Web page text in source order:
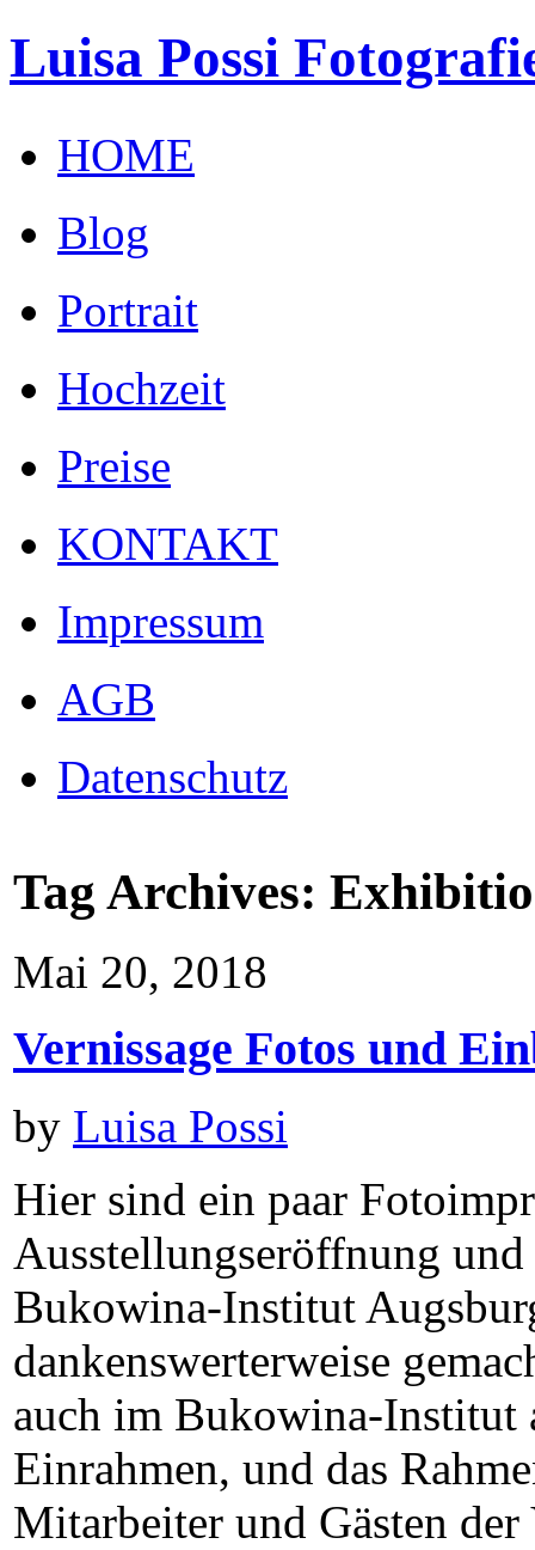
Luisa Possi
HOME
Blog
Portrait
Hochzeit
Preise
KONTAKT
Impressum
AGB
Datenschutz
Tag Archives:
Mai 20, 2018
Vernissage Fotos und
by Luisa Possi
Hier sind ein paar
Ausstellungseröffnung
Bukowina-Institut
dankenswerterweise
auch im Bukowina-Institut
Einrahmen, und das
Mitarbeiter und Gästen der